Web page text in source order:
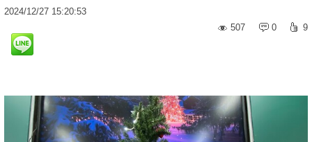
2024/12/27 15:20:53
507
0 9